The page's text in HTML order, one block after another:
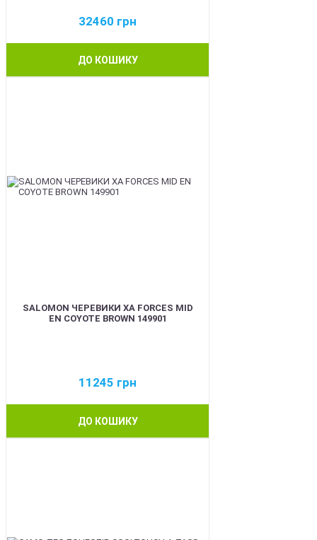
32460 грн
ДО КОШИКУ
SALOMON ЧЕРЕВИКИ XA FORCES MID
EN COYOTE BROWN 149901
11245 грн
ДО КОШИКУ